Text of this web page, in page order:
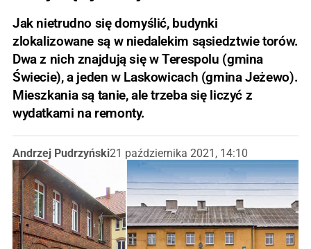
Jak nietrudno się domyślić, budynki
zlokalizowane są w niedalekim sąsiedztwie torów.
Dwa z nich znajdują się w Terespolu (gmina
Świecie), a jeden w Laskowicach (gmina Jeżewo).
Mieszkania są tanie, ale trzeba się liczyć z
wydatkami na remonty.
Andrzej Pudrzyński21 października 2021, 14:10